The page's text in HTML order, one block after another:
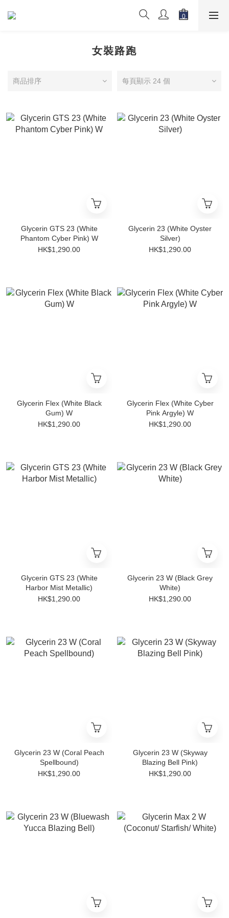
女裝路跑
商品排序 每頁顯示 24 個
Glycerin GTS 23 (White
Phantom Cyber Pink) W
HK$1,290.00
Glycerin 23 (White Oyster
Silver)
HK$1,290.00
Glycerin Flex (White Black
Gum) W
HK$1,290.00
Glycerin Flex (White Cyber
Pink Argyle) W
HK$1,290.00
Glycerin GTS 23 (White
Harbor Mist Metallic)
HK$1,290.00
Glycerin 23 W (Black Grey
White)
HK$1,290.00
Glycerin 23 W (Coral Peach
Spellbound)
HK$1,290.00
Glycerin 23 W (Skyway
Blazing Bell Pink)
HK$1,290.00